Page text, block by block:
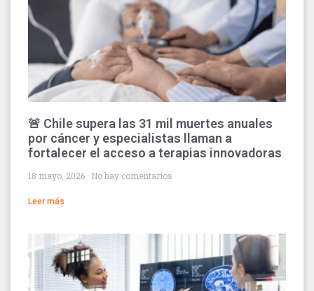
🚨 Chile supera las 31 mil muertes anuales
por cáncer y especialistas llaman a
fortalecer el acceso a terapias innovadoras
18 mayo, 2026 No hay comentarios
Leer más